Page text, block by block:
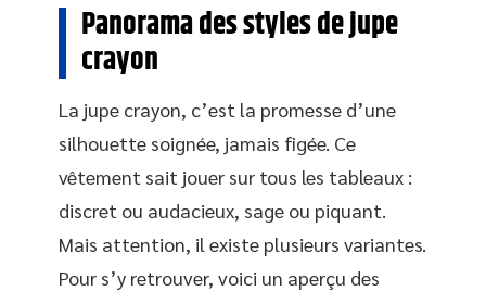
Panorama des styles de jupe
crayon
La jupe crayon, c’est la promesse d’une
silhouette soignée, jamais figée. Ce
vêtement sait jouer sur tous les tableaux :
discret ou audacieux, sage ou piquant.
Mais attention, il existe plusieurs variantes.
Pour s’y retrouver, voici un aperçu des